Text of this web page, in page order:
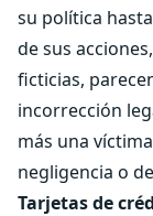
su política
de sus
ficticias,
incorrección
más una
negligencia o
Tarjetas de